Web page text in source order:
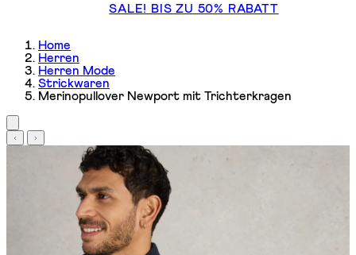
SALE! BIS ZU 50% RABATT
Home
Herren
Herren Mode
Strickwaren
Merinopullover Newport mit Trichterkragen